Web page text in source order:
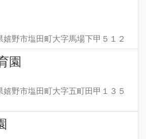
野市塩田町大字馬場下甲５１２
園
野市塩田町大字五町田甲１３５